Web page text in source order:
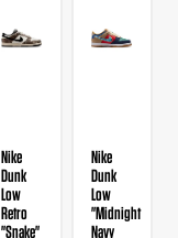
Nike
Dunk
Low
Retro
"Snake"
Nike
Dunk
Low
"Midnight
Navy